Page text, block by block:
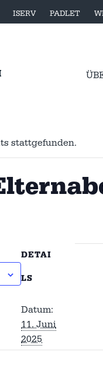
ISERV PADLET
stattgefunden.
DETAI
LS
Datum:
11. Juni
2025